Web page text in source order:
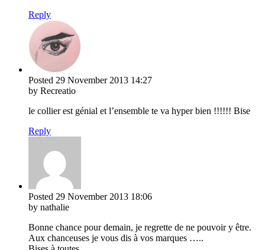
Reply
Posted 29 November 2013 14:27
by Recreatio
le collier est génial et l’ensemble te va hyper bien !!!!!! Bise
Reply
Posted 29 November 2013 18:06
by nathalie
Bonne chance pour demain, je regrette de ne pouvoir y être.
Aux chanceuses je vous dis à vos marques …..